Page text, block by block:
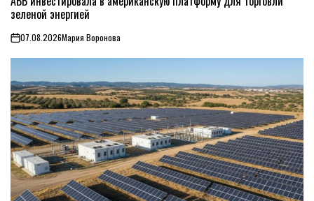
зеленой энергией
on07.08.2026Мария Воронова